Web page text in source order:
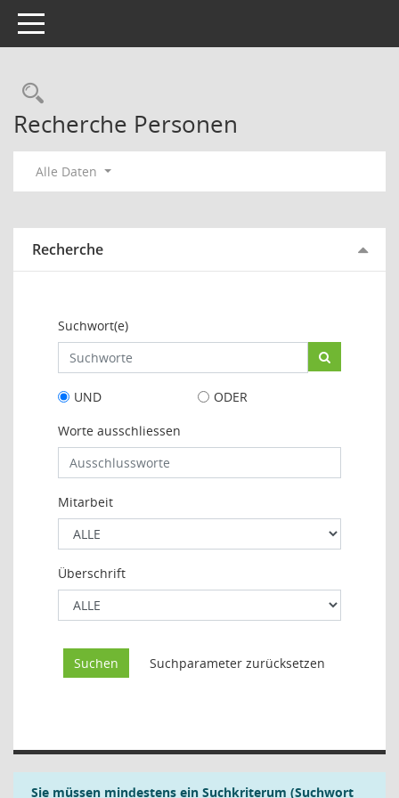
Toggle navigation
Rechercheauswahl
Recherche Personen
Alle Daten
Recherche
Suchwort(e)
UND
ODER
Worte ausschliessen
Mitarbeit
Überschrift
Sie müssen mindestens ein Suchkriterum (Suchwort